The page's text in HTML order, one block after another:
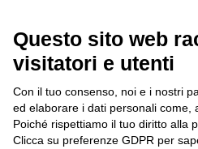
Questo sito web
visitatori e utenti
Con il tuo consenso, noi e i nostri
ed elaborare i dati personali come,
Poiché rispettiamo il tuo diritto alla
Clicca su preferenze GDPR per